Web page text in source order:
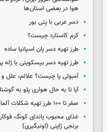
هوا در بعضی استان‌ها
دسر عربی با پتی بور
کرم کاستارد چیست؟
طرز تهیه دسر پان اسپانیا ساده
طرز تهیه دسر بیسکویتی با ژله
آمبولی پا چیست؟ علائم، علل و
آیا تا به حال هواری پلو به
صفر تا ۱۰۰ طرز تهیه شکلات آلمانی
غذای محبوب پاندای کونگ
برنجی ژاپنی (اونیگیری)